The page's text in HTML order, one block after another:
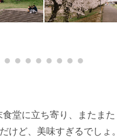
堂に立ち寄り、またま
けど、美味すぎるでしょ。